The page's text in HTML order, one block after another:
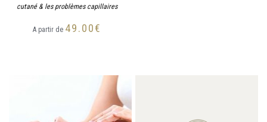
cutané & les problèmes capillaires
A partir de 49.00€